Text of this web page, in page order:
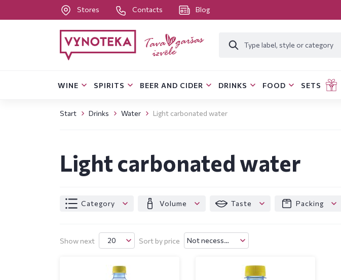
Stores Contacts Blog
WINE SPIRITS BEER AND CIDER DRINKS FOOD SETS
Start Drinks Water Light carbonated water
Light carbonated water
Category Volume Taste Packing
Show next 20 Sort by price Not necessary